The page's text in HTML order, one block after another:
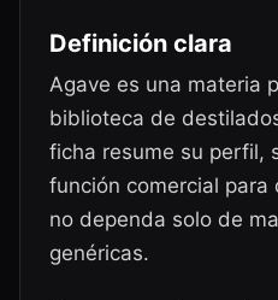
Definición clara
Agave es una materia
biblioteca de
ficha resume su perfil,
función comercial
no dependa solo de
genéricas.